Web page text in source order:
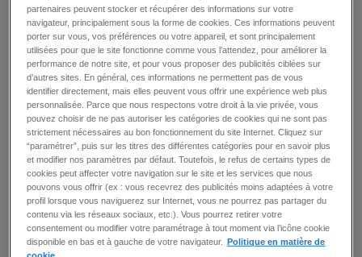
par page trier par
AUXILIAIRE PETITE ENFANCE (F/H)
Enghien Les Bains (95)-intérim -11 .88 € / heure -
Publié le :7 juillet 2025
Prêts à enrichir le quotidien des tout-petits en
tant qu'Auxiliaire petite enfance en
établissement? Accompagnez les jeunes
enfants dans leur développement et bien-être
au sein de notre établissement dédié à la petite
enfance - Accueillez les enfants, rassurez-les et
accompagnez-les dans leur quotidien - Assurez
les soins d'hygiène, la nutrition et surveillez leur
santé générale - Proposez et organisez des
activités ludiques pour stimuler l'éveil et le
partenaires peuvent stocker et récupérer des informations sur votre
navigateur, principalement sous la forme de cookies. Ces informations peuvent
porter sur vous, vos préférences ou votre appareil, et sont principalement
utilisées pour que le site fonctionne comme vous l’attendez, pour améliorer la
performance de notre site, et pour vous proposer des publicités ciblées sur
d’autres sites. En général, ces informations ne permettent pas de vous
identifier directement, mais elles peuvent vous offrir une expérience web plus
personnalisée. Parce que nous respectons votre droit à la vie privée, vous
pouvez choisir de ne pas autoriser les catégories de cookies qui ne sont pas
strictement nécessaires au bon fonctionnement du site Internet. Cliquez sur
“paramétrer”, puis sur les titres des différentes catégories pour en savoir plus
et modifier nos paramètres par défaut. Toutefois, le refus de certains types de
cookies peut affecter votre navigation sur le site et les services que nous
pouvons vous offrir (ex : vous recevrez des publicités moins adaptées à votre
profil lorsque vous naviguerez sur Internet, vous ne pourrez pas partager du
contenu via les réseaux sociaux, etc.). Vous pourrez retirer votre
consentement ou modifier votre paramétrage à tout moment via l’icône cookie
disponible en bas et à gauche de votre navigateur.
Politique en matière de